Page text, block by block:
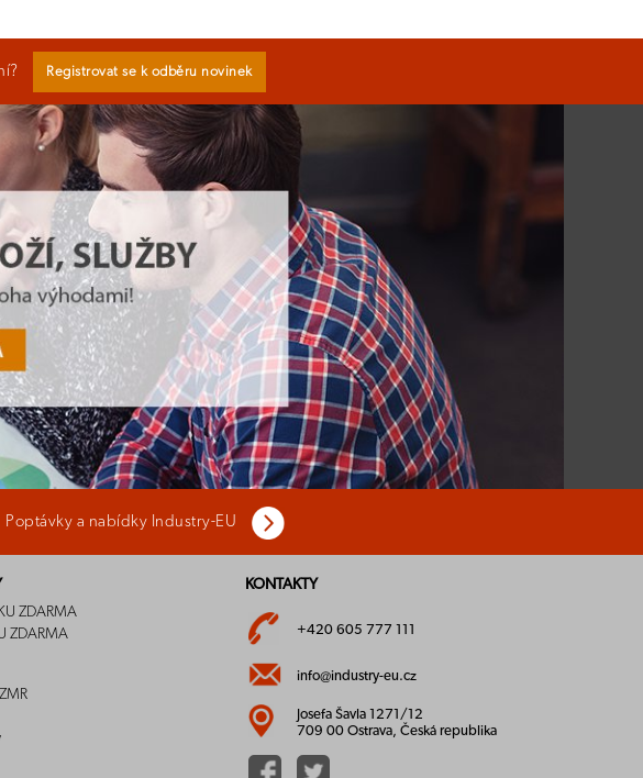
Registrovat se k odběru novinek
Poptávky a nabídky Industry-EU
ZDARMA
ZDARMA
KONTAKTY
+420 605 777 111
info@industry-eu.cz
Josefa Šavla 1271/12
709 00 Ostrava, Česká republika